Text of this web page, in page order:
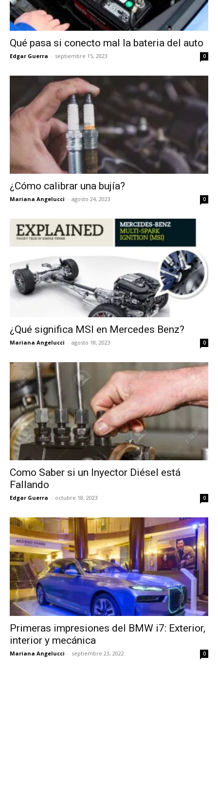
Qué pasa si conecto mal la bateria del auto
Edgar Guerra - septiembre 15, 2023 0
¿Cómo calibrar una bujía?
Mariana Angelucci - agosto 24, 2023 0
¿Qué significa MSI en Mercedes Benz?
Mariana Angelucci - agosto 18, 2023 0
Como Saber si un Inyector Diésel está
Fallando
Edgar Guerra - octubre 18, 2023 0
Primeras impresiones del BMW i7: Exterior,
interior y mecánica
Mariana Angelucci - septiembre 23, 2022 0